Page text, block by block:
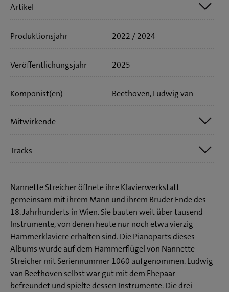
Artikel
Nr. SWR19157CD
63'02 min
Produktionsjahr 2022 / 2024
Veröffentlichungs­jahr 2025
Komponist(en) Beethoven, Ludwig van
Mitwirkende
Busch, Christine (vl)
Tracks
1. - 3. Sonate für Klavier und Violine, op. 12 Nr. 3 in Es-
Dur
I Allegro con spirito
II Adagio con molta espressione
III Rondo. Allegro molto
4. - 6. Sonate für Klavier und Violine, op. 30 Nr. 3 in G-
Nannette Streicher öffnete ihre Klavierwerkstatt
gemeinsam mit ihrem Mann und ihrem Bruder Ende des
18. Jahrhunderts in Wien. Sie bauten weit über tausend
Instrumente, von denen heute nur noch etwa vierzig
Hammerklaviere erhalten sind. Die Pianoparts dieses
Albums wurde auf dem Hammerflügel von Nannette
Streicher mit Seriennummer 1060 aufgenommen. Ludwig
van Beethoven selbst war gut mit dem Ehepaar
befreundet und spielte dessen Instrumente. Die drei